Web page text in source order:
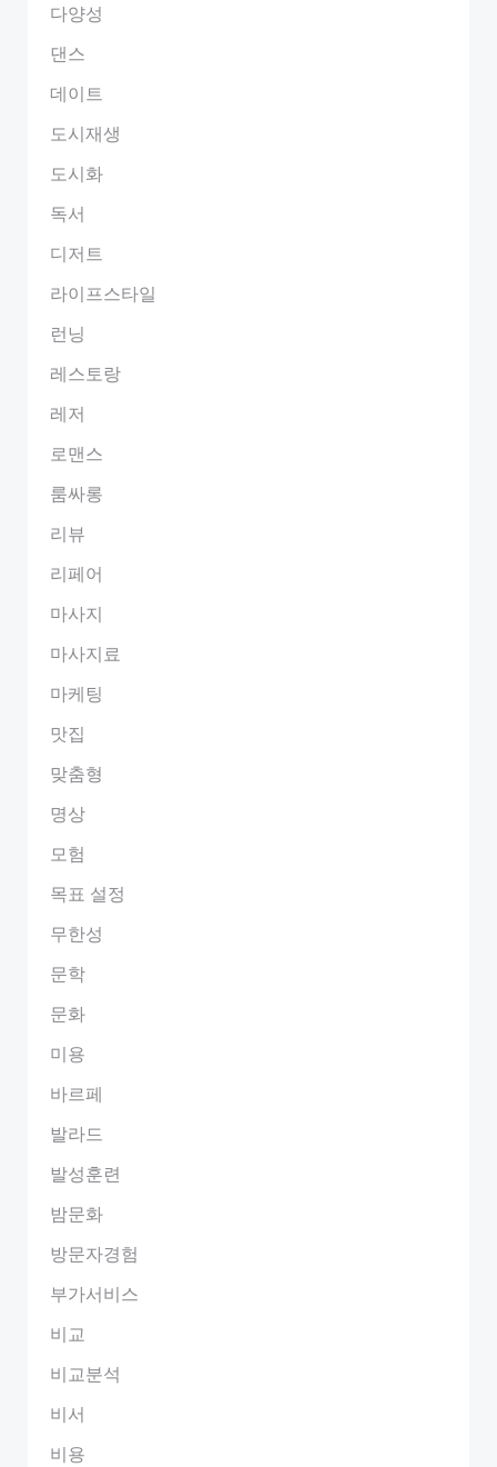
다양성
댄스
데이트
도시재생
도시화
독서
디저트
라이프스타일
런닝
레스토랑
레저
로맨스
룸싸롱
리뷰
리페어
마사지
마사지료
마케팅
맛집
맞춤형
명상
모험
목표 설정
무한성
문학
문화
미용
바르페
발라드
발성훈련
밤문화
방문자경험
부가서비스
비교
비교분석
비서
비용